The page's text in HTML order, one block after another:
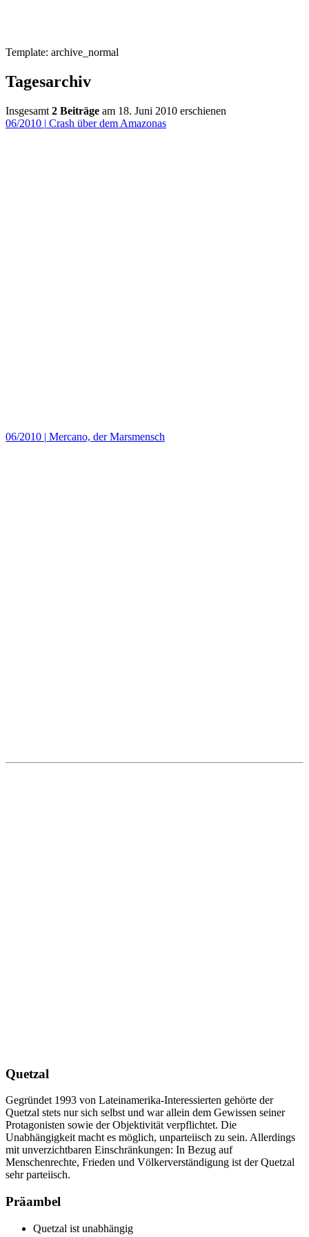
Template: archive_normal
Tagesarchiv
Insgesamt 2 Beiträge am 18. Juni 2010 erschienen
06/2010 | Crash über dem Amazonas
06/2010 | Mercano, der Marsmensch
Quetzal
Gegründet 1993 von Lateinamerika-Interessierten gehörte der
Quetzal stets nur sich selbst und war allein dem Gewissen seiner
Protagonisten sowie der Objektivität verpflichtet. Die
Unabhängigkeit macht es möglich, unparteiisch zu sein. Allerdings
mit unverzichtbaren Einschränkungen: In Bezug auf
Menschenrechte, Frieden und Völkerverständigung ist der Quetzal
sehr parteiisch.
Präambel
Quetzal ist unabhängig